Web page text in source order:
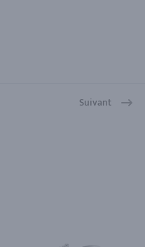
Suivant